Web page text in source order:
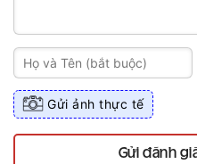
Gửi ảnh thực tế
Gửi đánh